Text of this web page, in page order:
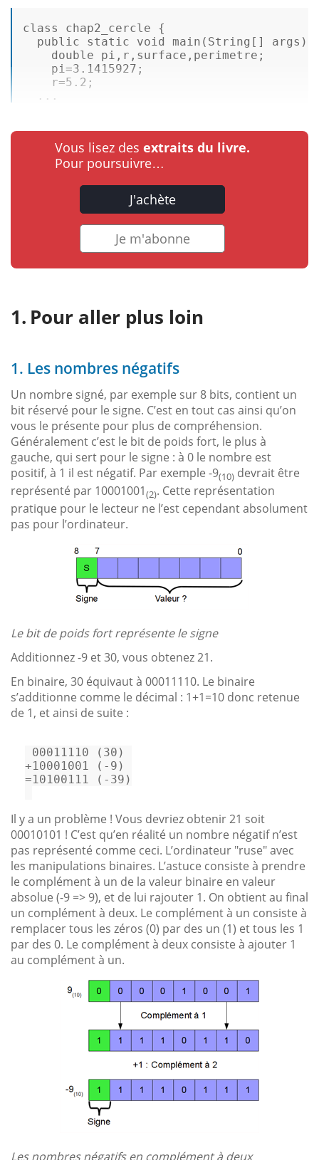
class chap2_cercle {
public
static void main ( String [] args )
double pi,r,surface,perimetre;
pi=3.1415927 ;
r=5.2 ;
...
Vous lisez des extraits du livre.
Pour poursuivre…
J'achète
Je m'abonne
Pour aller plus loin
1. Les nombres négatifs
Un nombre signé, par exemple sur 8 bits, contient un
bit réservé pour le signe. C’est en tout cas ainsi qu’on
vous le présente pour plus de compréhension.
Généralement c’est le bit de poids fort, le plus à
gauche, qui sert pour le signe : à 0 le nombre est
positif, à 1 il est négatif. Par exemple -9(10) devrait être
représenté par 10001001(2). Cette représentation
pratique pour le lecteur ne l’est cependant absolument
pas pour l’ordinateur.
Le bit de poids fort représente le signe
Additionnez -9 et 30, vous obtenez 21.
En binaire, 30 équivaut à 00011110. Le binaire
s’additionne comme le décimal : 1+1=10 donc retenue
de 1, et ainsi de suite :
+10001001 (-9)
=10100111 (-39)
Il y a un problème ! Vous devriez obtenir 21 soit
00010101 ! C’est qu’en réalité un nombre négatif n’est
pas représenté comme ceci. L’ordinateur "ruse" avec
les manipulations binaires. L’astuce consiste à prendre
le complément à un de la valeur binaire en valeur
absolue (-9 => 9), et de lui rajouter 1. On obtient au final
un complément à deux. Le complément à un consiste à
remplacer tous les zéros (0) par des un (1) et tous les 1
par des 0. Le complément à deux consiste à ajouter 1
au complément à un.
Les nombres négatifs en complément à deux